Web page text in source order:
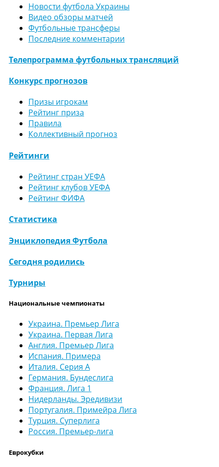
Новости футбола Украины
Видео обзоры матчей
Футбольные трансферы
Последние комментарии
Телепрограмма футбольных трансляций
Конкурс прогнозов
Призы игрокам
Рейтинг приза
Правила
Коллективный прогноз
Рейтинги
Рейтинг стран УЕФА
Рейтинг клубов УЕФА
Рейтинг ФИФА
Статистика
Энциклопедия Футбола
Сегодня родились
Турниры
Национальные чемпионаты
Украина. Премьер Лига
Украина. Первая Лига
Англия. Премьер Лига
Испания. Примера
Италия. Серия А
Германия. Бундеслига
Франция. Лига 1
Нидерланды. Эредивизи
Португалия. Примейра Лига
Турция. Суперлига
Россия. Премьер-лига
Еврокубки